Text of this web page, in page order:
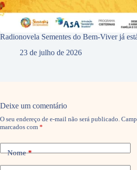
Radionovela Sementes do Bem-Viver já
23 de julho de 2026
Deixe um comentário
O seu endereço de e-mail não será publicado.
marcados com *
Nome*